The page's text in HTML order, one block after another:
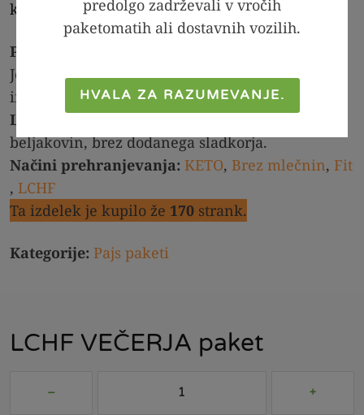
ki pajsa brez slabe vesti!
Proizvajalec:
Jelovcu 4, 2354 Bresternica, Slovenija,
info@pajsbrezobresti.si
Lastnosti:brez glutena, brez žit, veliko
beljakovin, brez dodanega sladkorja.
Načini prehranjevanja: KETO, Brez mlečnin, Fit
, LCHF
Ta izdelek je kupilo že 170 strank.
Kategorije: Pajs paketi
LCHF VEČERJA paket
predolgo zadrževali v vročih
paketomatih ali dostavnih vozilih.
HVALA ZA RAZUMEVANJE.